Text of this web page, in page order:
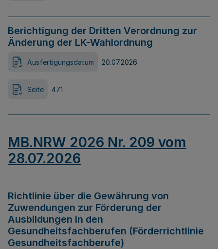
Berichtigung der Dritten Verordnung zur
Änderung der LK-Wahlordnung
Ausfertigungsdatum 20.07.2026
Seite 471
MB.NRW 2026 Nr. 209 vom
28.07.2026
Richtlinie über die Gewährung von
Zuwendungen zur Förderung der
Ausbildungen in den
Gesundheitsfachberufen (Förderrichtlinie
Gesundheitsfachberufe)